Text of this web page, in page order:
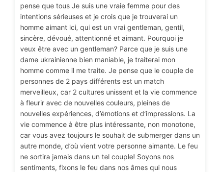
pense que tous Je suis une vraie femme pour des
intentions sérieuses et je crois que je trouverai un
homme aimant ici, qui est un vrai gentleman, gentil,
sincère, dévoué, attentionné et aimant. Pourquoi je
veux être avec un gentleman? Parce que je suis une
dame ukrainienne bien maniable, je traiterai mon
homme comme il me traite. Je pense que le couple de
personnes de 2 pays différents est un match
merveilleux, car 2 cultures unissent et la vie commence
à fleurir avec de nouvelles couleurs, pleines de
nouvelles expériences, d’émotions et d’impressions. La
vie commence à être plus intéressante, non monotone,
car vous avez toujours le souhait de submerger dans un
autre monde, d’où vient votre personne aimante. Le feu
ne sortira jamais dans un tel couple! Soyons nos
sentiments, fixons le feu dans nos âmes qui nous